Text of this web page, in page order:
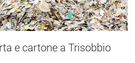
e cartone a Trisobbio